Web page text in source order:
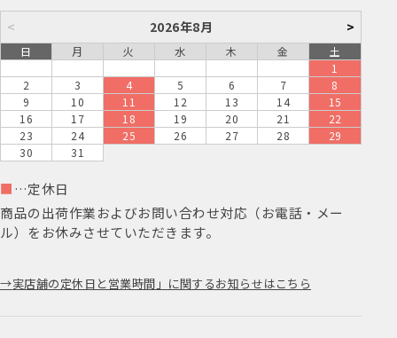
< 2026年8月 >
日 月 火 水 木 金
土
1
2
3 4 5 6 7
8
9
10 11 12 13 14
15
16
17 18 19 20 21
22
23
24 25 26 27 28
29
30
31
■ …定休日
商品の出荷作業およびお問い合わせ対応（お電話・メー
ル）をお休みさせていただきます。
実店舗の定休日と営業時間」に関するお知らせはこちら